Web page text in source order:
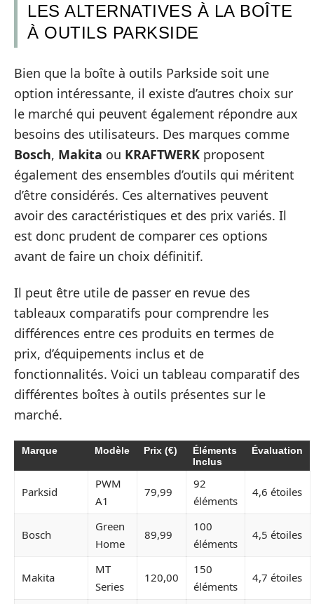
LES ALTERNATIVES À LA BOÎTE
À OUTILS PARKSIDE
Bien que la boîte à outils Parkside soit une
option intéressante, il existe d’autres choix sur
le marché qui peuvent également répondre aux
besoins des utilisateurs. Des marques comme
Bosch, Makita ou KRAFTWERK proposent
également des ensembles d’outils qui méritent
d’être considérés. Ces alternatives peuvent
avoir des caractéristiques et des prix variés. Il
est donc prudent de comparer ces options
avant de faire un choix définitif.
Il peut être utile de passer en revue des
tableaux comparatifs pour comprendre les
différences entre ces produits en termes de
prix, d’équipements inclus et de
fonctionnalités. Voici un tableau comparatif des
différentes boîtes à outils présentes sur le
marché.
Marque Modèle Prix (€)
Éléments
Inclus
Évaluation
Parksid
PWM
A1
79,99
92
éléments
4,6 étoiles
Bosch
Green
Home
89,99
100
éléments
4,5 étoiles
Makita
MT
Series
120,00
150
éléments
4,7 étoiles